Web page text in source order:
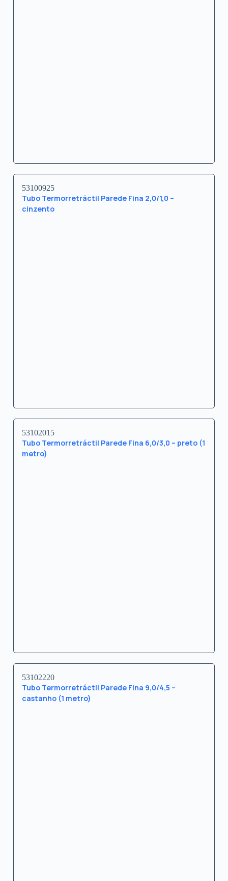
53100925
Tubo Termorretráctil Parede Fina 2,0/1,0 –
cinzento
53102015
Tubo Termorretráctil Parede Fina 6,0/3,0 – preto (1
metro)
53102220
Tubo Termorretráctil Parede Fina 9,0/4,5 –
castanho (1 metro)